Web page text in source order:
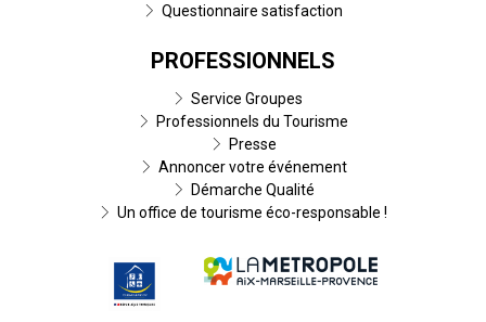
Questionnaire satisfaction
PROFESSIONNELS
Service Groupes
Professionnels du Tourisme
Presse
Annoncer votre événement
Démarche Qualité
Un office de tourisme éco-responsable !